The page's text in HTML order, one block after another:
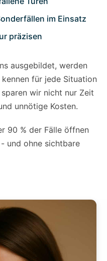
im Einsatz
präzisen
ausgebildet, werden
für jede Situation
wir nicht nur Zeit
unnötige Kosten.
90 % der Fälle öffnen
und ohne sichtbare